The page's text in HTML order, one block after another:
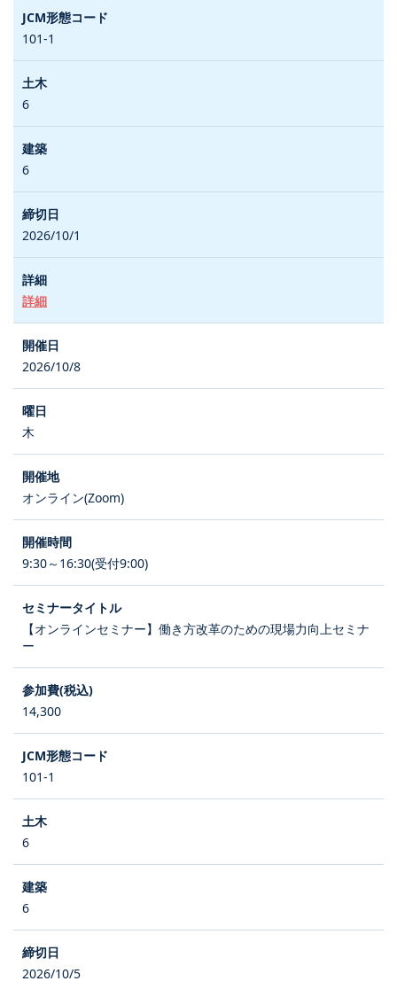
101-1
6
6
2026/10/1
詳細
2026/10/8
木
オンライン(Zoom)
9:30～16:30(受付9:00)
【オンラインセミナー】働き方改革のための現場力向上セミナ
ー
14,300
101-1
6
6
2026/10/5